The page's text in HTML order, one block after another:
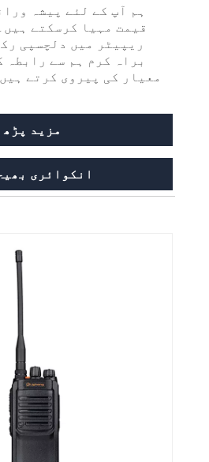
ہم آپ کے لئے پیشہ
قیمت مہیا کرسکتے
براہ کرم ہم سے رابطہ
معیار کی پیروی کرتے
مزید پڑھ
انکوائری